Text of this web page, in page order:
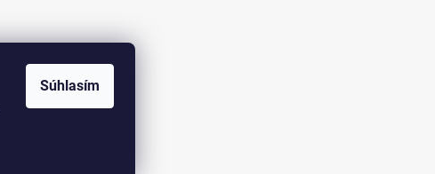
Súhlasím